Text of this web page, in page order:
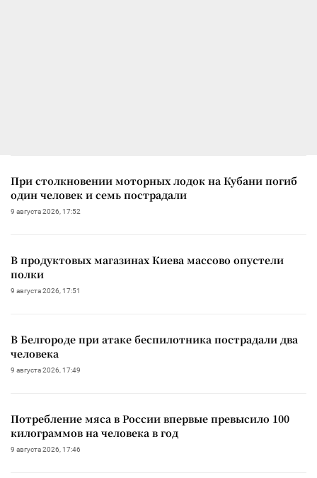
При столкновении моторных лодок на Кубани погиб
один человек и семь пострадали
9 августа 2026, 17:52
В продуктовых магазинах Киева массово опустели
полки
9 августа 2026, 17:51
В Белгороде при атаке беспилотника пострадали два
человека
9 августа 2026, 17:49
Потребление мяса в России впервые превысило 100
килограммов на человека в год
9 августа 2026, 17:46